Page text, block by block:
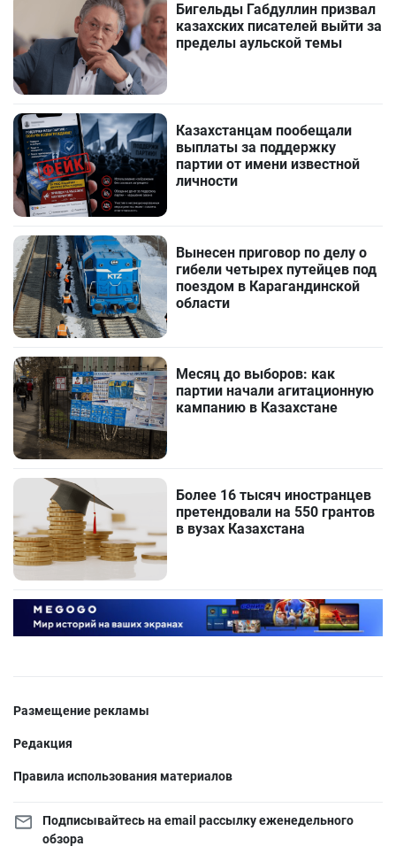
Бигельды Габдуллин призвал
казахских писателей выйти за
пределы аульской темы
Казахстанцам пообещали
выплаты за поддержку
партии от имени известной
личности
Вынесен приговор по делу о
гибели четырех путейцев под
поездом в Карагандинской
области
Месяц до выборов: как
партии начали агитационную
кампанию в Казахстане
Более 16 тысяч иностранцев
претендовали на 550 грантов
в вузах Казахстана
Размещение рекламы
Редакция
Правила использования материалов
Подписывайтесь на email рассылку еженедельного
обзора